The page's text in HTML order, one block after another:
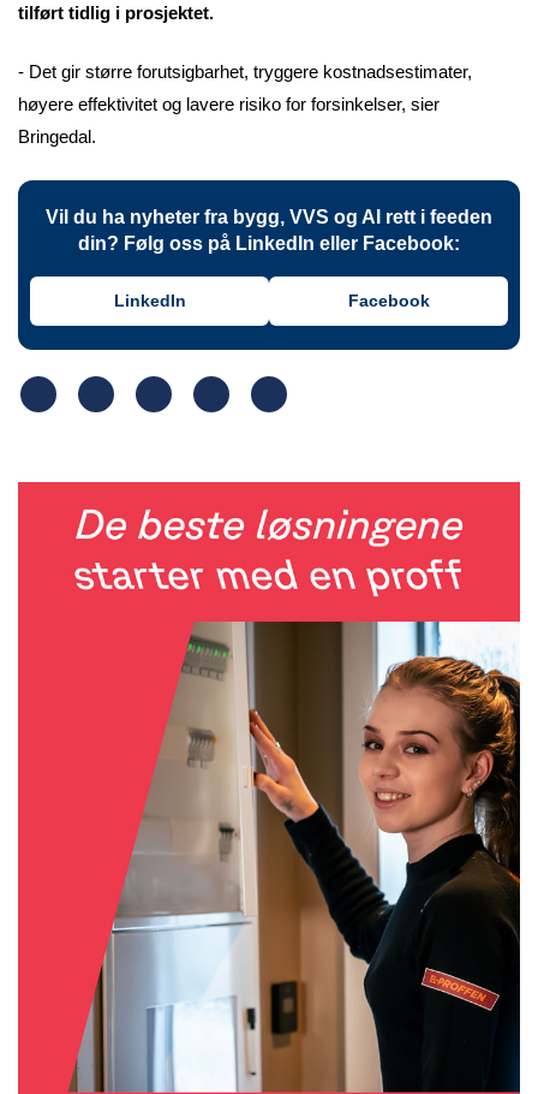
tilført tidlig i prosjektet.
- Det gir større forutsigbarhet, tryggere kostnadsestimater,
høyere effektivitet og lavere risiko for forsinkelser, sier
Bringedal.
Vil du ha nyheter fra bygg, VVS og AI rett i feeden
din? Følg oss på LinkedIn eller Facebook:
LinkedIn Facebook